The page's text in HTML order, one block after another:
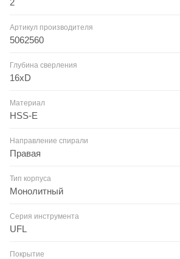
2
Артикул производителя
5062560
Глубина сверления
16xD
Материал
HSS-E
Направление спирали
Правая
Тип корпуса
Монолитный
Серия инструмента
UFL
Покрытие